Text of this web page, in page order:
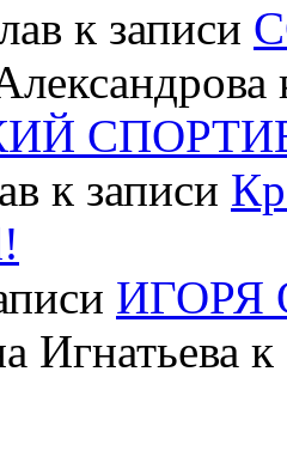
к записи
к записи
ИГОРЯ
Игнатьева к